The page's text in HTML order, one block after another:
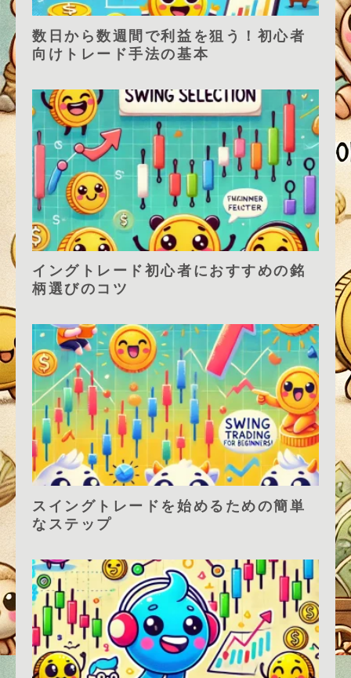
数日から数週間で利益を狙う！初心者
向けトレード手法の基本
イングトレード初心者におすすめの銘
柄選びのコツ
スイングトレードを始めるための簡単
なステップ